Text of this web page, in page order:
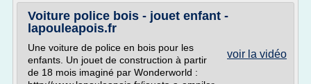
Voiture police bois - jouet enfant -
lapouleapois.fr
voir la vidéo
Une voiture de police en bois pour les
enfants. Un jouet de construction à partir
de 18 mois imaginé par Wonderworld :